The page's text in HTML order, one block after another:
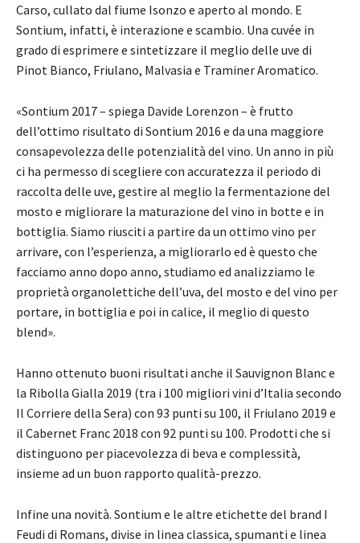
Carso, cullato dal fiume Isonzo e aperto al mondo. E
Sontium, infatti, è interazione e scambio. Una cuvée in
grado di esprimere e sintetizzare il meglio delle uve di
Pinot Bianco, Friulano, Malvasia e Traminer Aromatico.
«Sontium 2017 – spiega Davide Lorenzon – è frutto
dell’ottimo risultato di Sontium 2016 e da una maggiore
consapevolezza delle potenzialità del vino. Un anno in più
ci ha permesso di scegliere con accuratezza il periodo di
raccolta delle uve, gestire al meglio la fermentazione del
mosto e migliorare la maturazione del vino in botte e in
bottiglia. Siamo riusciti a partire da un ottimo vino per
arrivare, con l’esperienza, a migliorarlo ed è questo che
facciamo anno dopo anno, studiamo ed analizziamo le
proprietà organolettiche dell’uva, del mosto e del vino per
portare, in bottiglia e poi in calice, il meglio di questo
blend».
Hanno ottenuto buoni risultati anche il Sauvignon Blanc e
la Ribolla Gialla 2019 (tra i 100 migliori vini d’Italia secondo
Il Corriere della Sera) con 93 punti su 100, il Friulano 2019 e
il Cabernet Franc 2018 con 92 punti su 100. Prodotti che si
distinguono per piacevolezza di beva e complessità,
insieme ad un buon rapporto qualità-prezzo.
Infine una novità. Sontium e le altre etichette del brand I
Feudi di Romans, divise in linea classica, spumanti e linea